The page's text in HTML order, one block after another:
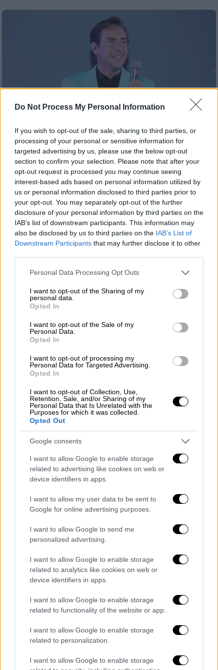
Do Not Process My Personal Information
If you wish to opt-out of the sale, sharing to third parties, or
processing of your personal or sensitive information for
targeted advertising by us, please use the below opt-out
section to confirm your selection. Please note that after your
opt-out request is processed you may continue seeing
interest-based ads based on personal information utilized by
us or personal information disclosed to third parties prior to
your opt-out. You may separately opt-out of the further
disclosure of your personal information by third parties on the
IAB’s list of downstream participants. This information may
also be disclosed by us to third parties on the IAB’s List of
Downstream Participants that may further disclose it to other
Please note that this website/app uses one or more Google
not limited to your visit or usage behaviour. You may click to
grant or deny consent to Google and its third-party tags to
use your data for below specified purposes in below Google
consent section.
Personal Data Processing Opt Outs
I want to opt-out of the Sharing of my
personal data.
Opted In
I want to opt-out of the Sale of my
Personal Data.
Opted In
I want to opt-out of processing my
Personal Data for Targeted Advertising.
Opted In
I want to opt-out of Collection, Use,
Retention, Sale, and/or Sharing of my
Personal Data that Is Unrelated with the
Purposes for which it was collected.
Opted Out
Google consents
I want to allow Google to enable storage
related to advertising like cookies on web or
device identifiers in apps.
I want to allow my user data to be sent to
Google for online advertising purposes.
I want to allow Google to send me
personalized advertising.
I want to allow Google to enable storage
related to analytics like cookies on web or
device identifiers in apps.
I want to allow Google to enable storage
related to functionality of the website or app.
I want to allow Google to enable storage
related to personalization.
I want to allow Google to enable storage
Τηλεόραση |18.03.2021 14:38
Γιώργος Μαζωνάκης: Μπήκα στο
ψυχιατρείο για να πάρω αναβολή από
τον στρατό
Ο Γιώργος Μαζωνάκης στην εκπομπή του
Αντώνη Σρόιτερ, «Tik Talk», μίλησε για την
εμπειρία του όταν πήγε φαντάρος
Τηλεόραση| 19.01.2021 09:22
και σε σπασμένα γυαλιά - Το βίντεο με
Αντώνη Σρόιτερ
Ο Θανάσης Ευθυμιάδης μιλά για την
κατάθλιψη και βάζει τον Σρόιτερ να
Τηλεόραση|18.12.2020 10:12
Γιώργος Μαυρίδης για κορονοϊό:
«Κόντεψα να πεθάνω» - Τι είπε για τους
συνωμοσιολόγους
Η περιπέτεια του Γιώργου Μαυρίδη με τον
κορονοϊό και η άποψή του για τους